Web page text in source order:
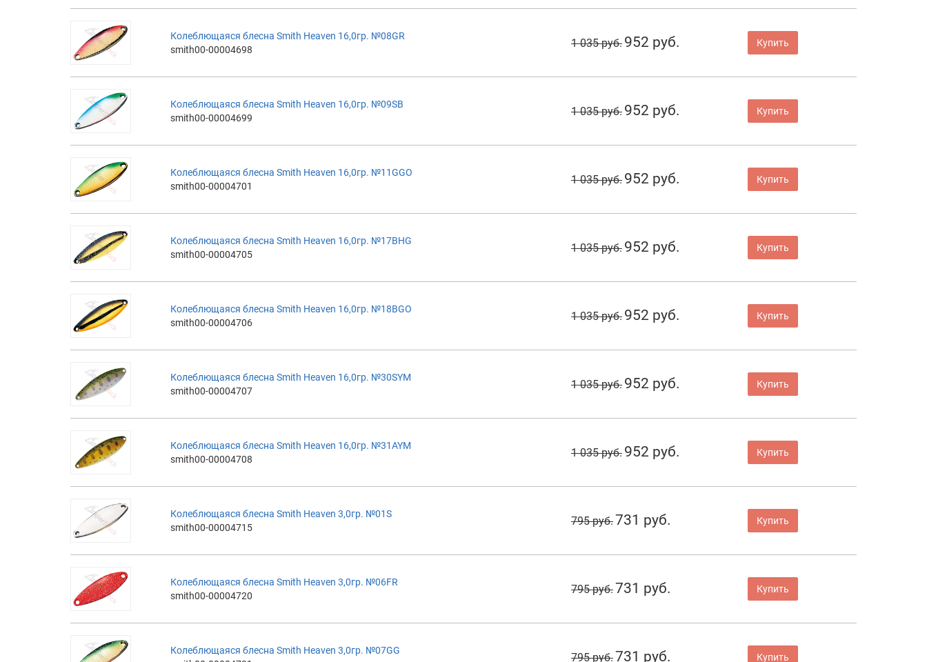
Колеблющаяся блесна Smith Heaven 16,0гр. №08GR
smith00-00004698
1 035 руб. 952 руб. Купить
Колеблющаяся блесна Smith Heaven 16,0гр. №09SB
smith00-00004699
1 035 руб. 952 руб. Купить
Колеблющаяся блесна Smith Heaven 16,0гр. №11GGO
smith00-00004701
1 035 руб. 952 руб. Купить
Колеблющаяся блесна Smith Heaven 16,0гр. №17BHG
smith00-00004705
1 035 руб. 952 руб. Купить
Колеблющаяся блесна Smith Heaven 16,0гр. №18BGO
smith00-00004706
1 035 руб. 952 руб. Купить
Колеблющаяся блесна Smith Heaven 16,0гр. №30SYM
smith00-00004707
1 035 руб. 952 руб. Купить
Колеблющаяся блесна Smith Heaven 16,0гр. №31AYM
smith00-00004708
1 035 руб. 952 руб. Купить
Колеблющаяся блесна Smith Heaven 3,0гр. №01S
smith00-00004715
795 руб.731 руб. Купить
Колеблющаяся блесна Smith Heaven 3,0гр. №06FR
smith00-00004720
795 руб.731 руб. Купить
Колеблющаяся блесна Smith Heaven 3,0гр. №07GG
795 руб.731 руб. Купить